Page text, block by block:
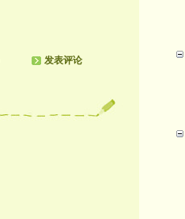
发表评论